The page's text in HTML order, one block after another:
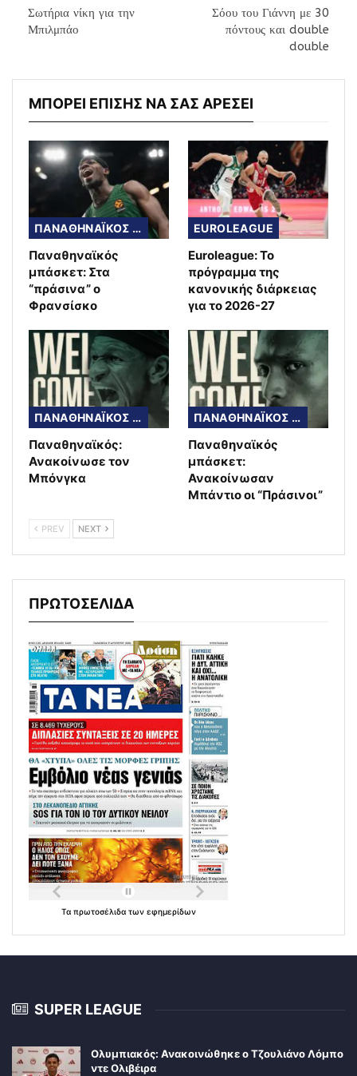
Σωτήρια νίκη για την
Μπιλμπάο
Σόου του Γιάννη με 30
πόντους και double
double
ΜΠΟΡΕΙ ΕΠΙΣΗΣ ΝΑ ΣΑΣ ΑΡΕΣΕΙ
ΠΑΝΑΘΗΝΑΪΚΟΣ ΜΠΑΣΚΕΤ
Παναθηναϊκός
μπάσκετ: Στα
“πράσινα” ο
Φρανσίσκο
EUROLEAGUE
Euroleague: Το
πρόγραμμα της
κανονικής διάρκειας
για το 2026-27
ΠΑΝΑΘΗΝΑΪΚΟΣ ΜΠΑΣΚΕΤ
Παναθηναϊκός:
Ανακοίνωσε τον
Μπόνγκα
ΠΑΝΑΘΗΝΑΪΚΟΣ ΜΠΑΣΚΕΤ
Παναθηναϊκός
μπάσκετ:
Ανακοίνωσαν
Μπάντιο οι “Πράσινοι”
PREV NEXT
ΠΡΩΤΟΣΕΛΙΔΑ
Τα πρωτοσέλιδα των εφημερίδων
SUPER LEAGUE
Ολυμπιακός: Ανακοινώθηκε ο Τζουλιάνο Λόμπο
ντε Ολιβέιρα